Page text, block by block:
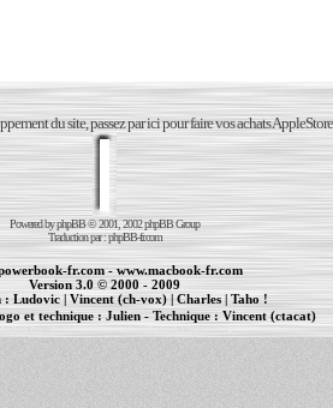
du site, passez par ici pour faire vos achats AppleStore
Powered byphpBB© 2001, 2002 phpBB Group
Traduction par :phpBB-fr.com
fr.com-www.macbook-fr.com
Version 3.0 © 2000 - 2009
:Ludovic| Vincent (ch-vox)|Charles| Taho !
et technique :Julien - Technique :Vincent (ctacat)
| Maintenance Apple et Macintosh à Toulouse cr�ation de sites Internet